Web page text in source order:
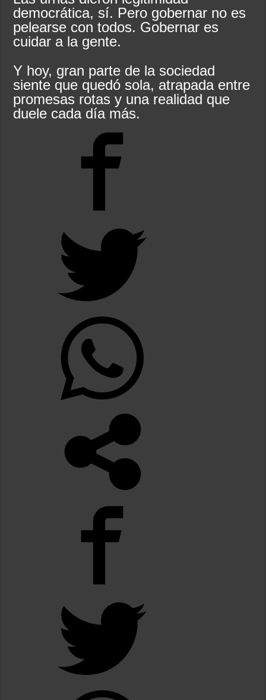
democrática, sí. Pero gobernar no es
pelearse con todos. Gobernar es
cuidar a la gente.
Y hoy, gran parte de la sociedad
siente que quedó sola, atrapada entre
promesas rotas y una realidad que
duele cada día más.